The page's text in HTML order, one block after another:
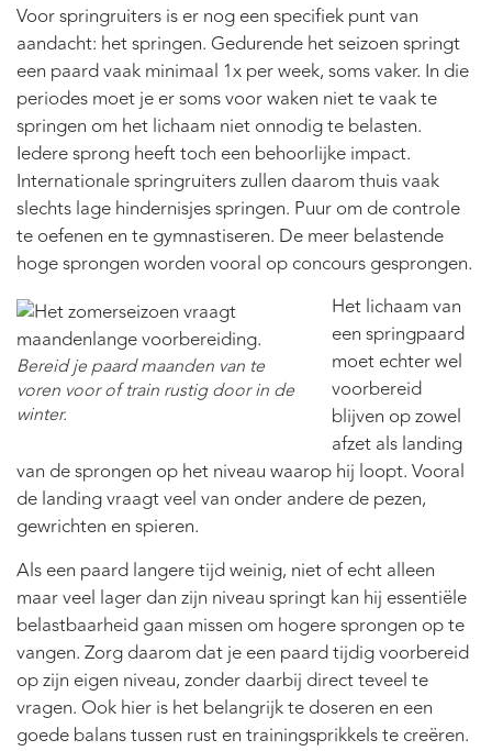
Voor springruiters is er nog een specifiek punt van
aandacht: het springen. Gedurende het seizoen springt
een paard vaak minimaal 1x per week, soms vaker. In die
periodes moet je er soms voor waken niet te vaak te
springen om het lichaam niet onnodig te belasten.
Iedere sprong heeft toch een behoorlijke impact.
Internationale springruiters zullen daarom thuis vaak
slechts lage hindernisjes springen. Puur om de controle
te oefenen en te gymnastiseren. De meer belastende
hoge sprongen worden vooral op concours gesprongen.
Bereid je paard maanden van te
voren voor of train rustig door in de
winter.
Het lichaam van
een springpaard
moet echter wel
voorbereid
blijven op zowel
afzet als landing
van de sprongen op het niveau waarop hij loopt. Vooral
de landing vraagt veel van onder andere de pezen,
gewrichten en spieren.
Als een paard langere tijd weinig, niet of echt alleen
maar veel lager dan zijn niveau springt kan hij essentiële
belastbaarheid gaan missen om hogere sprongen op te
vangen. Zorg daarom dat je een paard tijdig voorbereid
op zijn eigen niveau, zonder daarbij direct teveel te
vragen. Ook hier is het belangrijk te doseren en een
goede balans tussen rust en trainingsprikkels te creëren.